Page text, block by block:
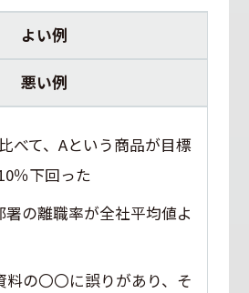
よい例
悪い例
べて、Aという商品が目標
％下回った
の離職率が全社平均値よ
料の〇〇に誤りがあり、そ